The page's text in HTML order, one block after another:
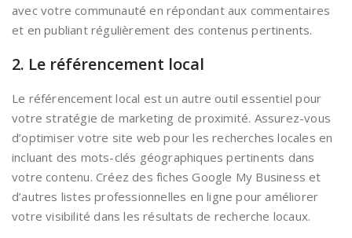
avec votre communauté en répondant aux commentaires
et en publiant régulièrement des contenus pertinents.
2. Le référencement local
Le référencement local est un autre outil essentiel pour
votre stratégie de marketing de proximité. Assurez-vous
d’optimiser votre site web pour les recherches locales en
incluant des mots-clés géographiques pertinents dans
votre contenu. Créez des fiches Google My Business et
d’autres listes professionnelles en ligne pour améliorer
votre visibilité dans les résultats de recherche locaux.